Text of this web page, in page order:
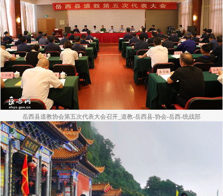
岳西县道教协会第五次代表大会召开_道教-岳西县-协会-岳西-统战部